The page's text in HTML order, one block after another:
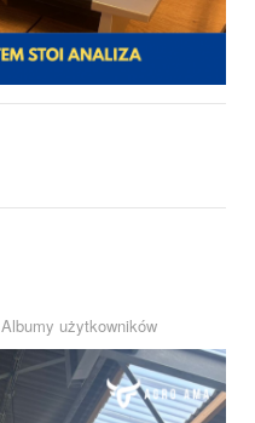
Albumy użytkowników